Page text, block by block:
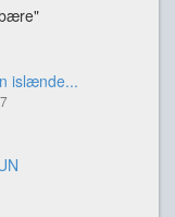
islænde...